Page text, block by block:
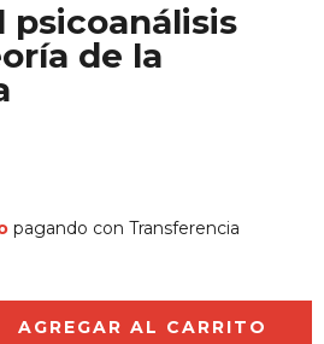
psicoanálisis
de la
pagando con Transferencia